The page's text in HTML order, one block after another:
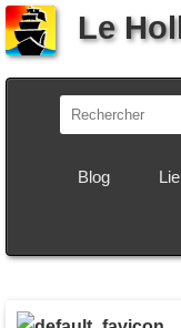
Le
Blog